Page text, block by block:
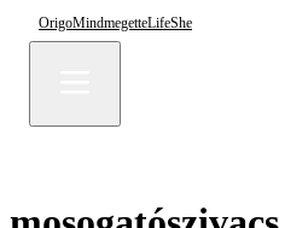
OrigoMindmegetteLifeShe